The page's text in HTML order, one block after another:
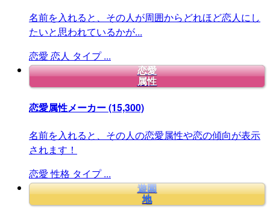
名前を入れると、その人が周囲からどれほど恋人にし
たいと思われているかが...
恋愛 恋人 タイプ ...
恋愛
属性
恋愛属性メーカー(15,300)
名前を入れると、その人の恋愛属性や恋の傾向が表示
されます！
恋愛 性格 タイプ ...
遊園
地